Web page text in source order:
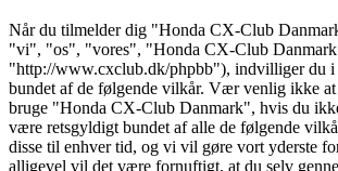
Når du tilmelder dig "Honda CX-Club
"vi", "os", "vores", "Honda CX-Club
"http://www.cxclub.dk/phpbb"), indvilliger du
bundet af de følgende vilkår. Vær venlig ikke
bruge "Honda CX-Club Danmark", hvis du
være retsgyldigt bundet af alle de følgende
disse til enhver tid, og vi vil gøre vort yderste
alligevel vil det være fornuftigt, at du selv